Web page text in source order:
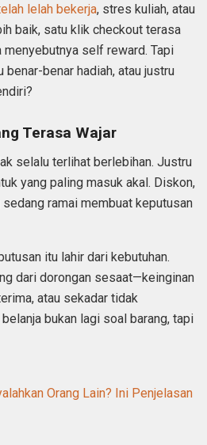
lelah bekerja, stres kuliah, atau
baik, satu klik checkout terasa
self reward. Tapi
benar-benar hadiah, atau justru
Terasa Wajar
selalu terlihat berlebihan. Justru
yang paling masuk akal. Diskon,
ramai membuat keputusan
itu lahir dari kebutuhan.
dari dorongan sesaat—keinginan
atau sekadar tidak
bukan lagi soal barang, tapi
Orang Lain? Ini Penjelasan